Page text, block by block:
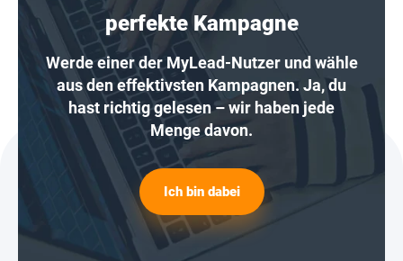
perfekte Kampagne
Werde einer der MyLead-Nutzer und wähle
aus den effektivsten Kampagnen. Ja, du
hast richtig gelesen – wir haben jede
Menge davon.
Ich bin dabei